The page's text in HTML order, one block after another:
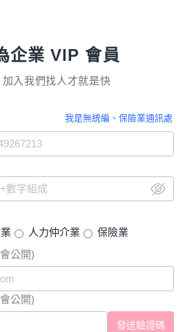
企業 VIP 會員
入我們找人才就是快
我是無統編、保險業通訊處
人力仲介業
保險業
公開)
公開)